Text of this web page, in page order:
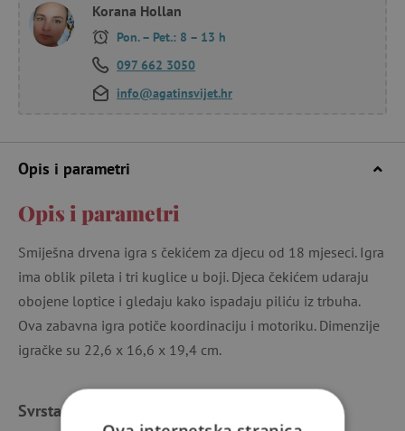
Korana Hollan
Pon. – Pet.: 8 – 13 h
097 662 3050
info@agatinsvijet.hr
Opis i parametri
Opis i parametri
Smiješna drvena igra s čekićem za djecu od 18 mjeseci. Igra
ima oblik pileta i tri kuglice u boji. Djeca čekićem udaraju
obojene loptice i gledaju kako ispadaju piliću iz trbuha.
Ova zabavna igra potiče koordinaciju i motoriku. Dimenzije
igračke su 22,6 x 16,6 x 19,4 cm.
Svrstano u kategorije